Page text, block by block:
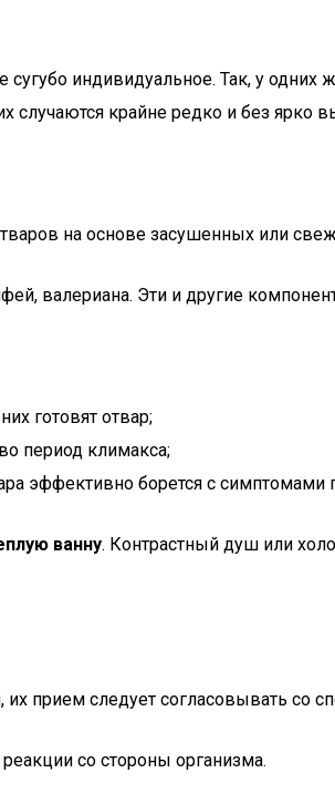
индивидуальное. Так, у одних
случаются крайне редко и без
на основе засушенных или
валериана. Эти и другие
готовят отвар;
период климакса;
эффективно борется с симптомами
ванну. Контрастный душ или
прием следует согласовывать со
со стороны организма.